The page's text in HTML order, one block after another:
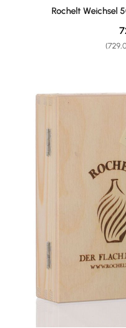
Durchschnittliche
Rochelt Weichsel